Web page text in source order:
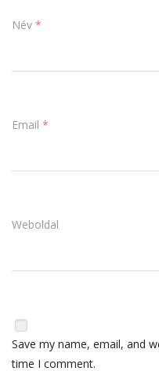
Név *
Email *
Weboldal
Save my name, email, and
time I comment.